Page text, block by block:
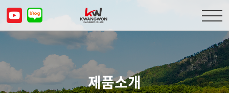
회사소개
제품소개
제품소개